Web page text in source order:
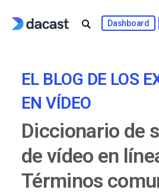
Dashboard
EL BLOG DE LOS
EN VÍDEO
Diccionario de
de vídeo en
Términos